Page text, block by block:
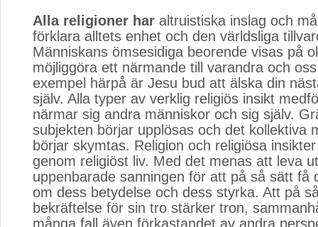
Alla religioner har altruistiska inslag och
förklara alltets enhet och den världsliga
Människans ömsesidiga beorende visas på
möjliggöra ett närmande till varandra och
exempel härpå är Jesu bud att älska din
själv. Alla typer av verklig religiös insikt
närmar sig andra människor och sig själv.
subjekten börjar upplösas och det kollektiva
börjar skymtas. Religion och religiösa
genom religiöst liv. Med det menas att leva
uppenbarade sanningen för att på så sätt få
om dess betydelse och dess styrka. Att på
bekräftelse för sin tro stärker tron,
många fall även förkastandet av andra